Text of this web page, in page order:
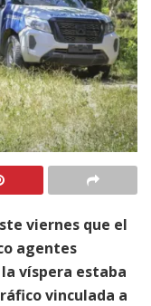
viernes que el
agentes
víspera estaba
vinculada a